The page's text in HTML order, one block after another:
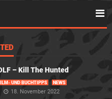
– Kill The Hunted
UND BUCHTIPPS
NEWS
18. November 2022